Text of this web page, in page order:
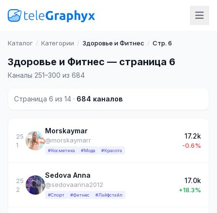
Каталог / Категории / Здоровье и Фитнес / Стр. 6
Здоровье и Фитнес — страница 6
Каналы 251–300 из 684
Страница 6 из 14 · 684 каналов
25
1
Morskaymar
@morskaymarr
#Косметика #Мода #Красота
17.2k
-0.6%
25
2
Sedova Anna
@sedovaanna2012
#Спорт #Фитнес #Лайфстайл
17.0k
+18.3%